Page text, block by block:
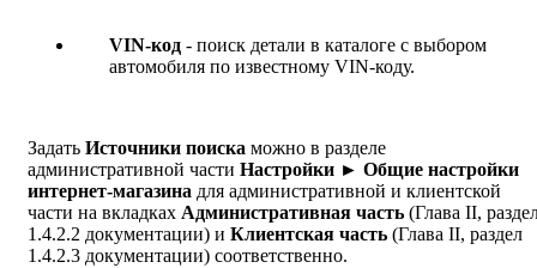
VIN-код - поиск детали в каталоге с выбором
автомобиля по известному VIN-коду.
Задать Источники поиска можно в разделе
административной части Настройки ► Общие настройки
интернет-магазина для административной и клиентской
части на вкладках Административная часть (Глава II,
1.4.2.2 документации) и Клиентская часть (Глава II, раздел
1.4.2.3 документации) соответственно.